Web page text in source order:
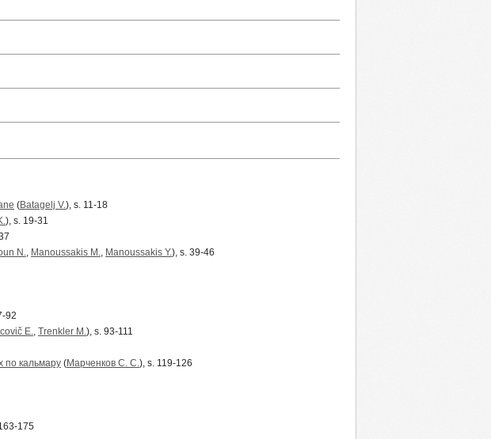
(Batagelj V.), s. 11-18
), s. 19-31
N., Manoussakis M., Manoussakis Y.), s. 39-46
92
E., Trenkler M.), s. 93-111
по кальмару (Марченков С. С.), s. 119-126
175